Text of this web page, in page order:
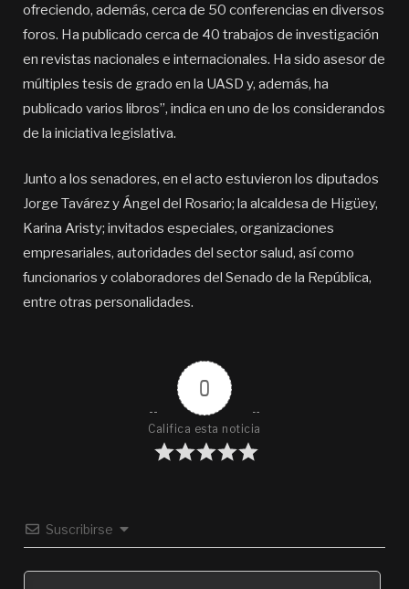
ofreciendo, además, cerca de 50 conferencias en diversos
foros. Ha publicado cerca de 40 trabajos de investigación
en revistas nacionales e internacionales. Ha sido asesor de
múltiples tesis de grado en la UASD y, además, ha
publicado varios libros”, indica en uno de los considerandos
de la iniciativa legislativa.
Junto a los senadores, en el acto estuvieron los diputados
Jorge Tavárez y Ángel del Rosario; la alcaldesa de Higüey,
Karina Aristy; invitados especiales, organizaciones
empresariales, autoridades del sector salud, así como
funcionarios y colaboradores del Senado de la República,
entre otras personalidades.
0
Califica esta noticia
Suscribirse